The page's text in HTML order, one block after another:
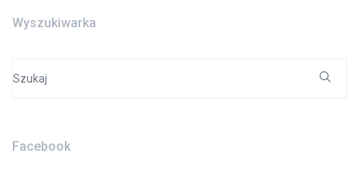
Wyszukiwarka
for:
Facebook